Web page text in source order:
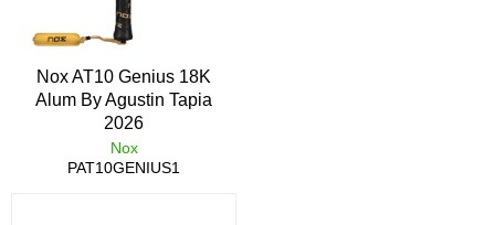
Nox AT10 Genius 18K
Alum By Agustin Tapia
2026
Nox
PAT10GENIUS1